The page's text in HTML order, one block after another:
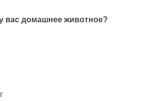
вас домашнее животное?